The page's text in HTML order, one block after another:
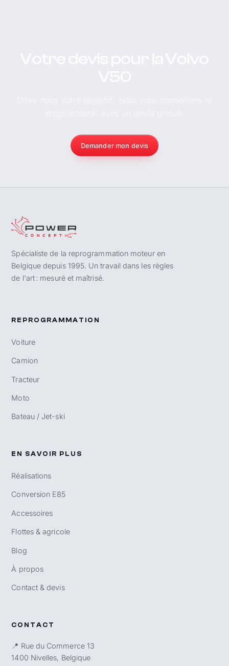
Demander mon devis
Spécialiste de la reprogrammation moteur en
Belgique depuis 1995. Un travail dans les règles
de l'art : mesuré et maîtrisé.
REPROGRAMMATION
Voiture
Camion
Tracteur
Moto
Bateau / Jet-ski
EN SAVOIR PLUS
Réalisations
Conversion E85
Accessoires
Flottes & agricole
Blog
À propos
Contact & devis
CONTACT
📍 Rue du Commerce 13
1400 Nivelles, Belgique